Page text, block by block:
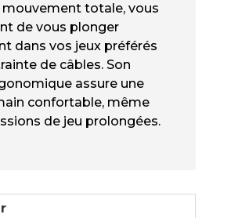
mouvement totale, vous
de vous plonger
dans vos jeux préférés
de câbles. Son
assure une
confortable, même
de jeu prolongées.